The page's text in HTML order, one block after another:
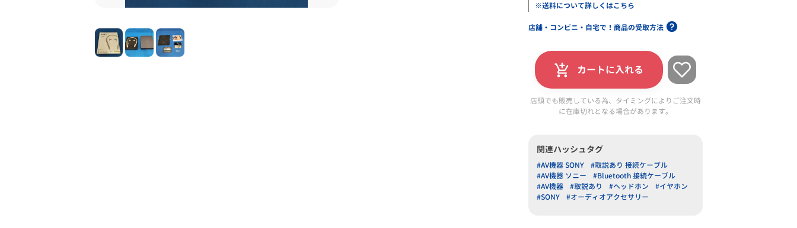
※送料について詳しくはこちら
店舗・コンビニ・自宅で！商品の受取方法
カートに入れる
店頭でも販売している為、タイミングによりご注文時
に在庫切れとなる場合があります。
関連ハッシュタグ
#AV機器 SONY
#取説あり 接続ケーブル
#AV機器 ソニー
#Bluetooth 接続ケーブル
#AV機器
#取説あり #ヘッドホン
#イヤホン
#SONY
#オーディオアクセサリー